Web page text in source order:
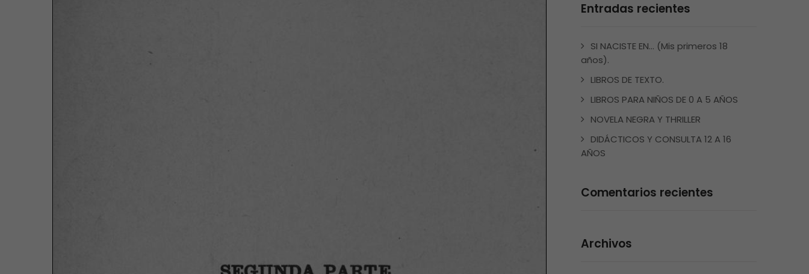
Entradas recientes
SI NACISTE EN… (Mis primeros 18
años).
LIBROS DE TEXTO.
LIBROS PARA NIÑOS DE 0 A 5 AÑOS
NOVELA NEGRA Y THRILLER
DIDÁCTICOS Y CONSULTA 12 A 16
AÑOS
Comentarios recientes
Archivos